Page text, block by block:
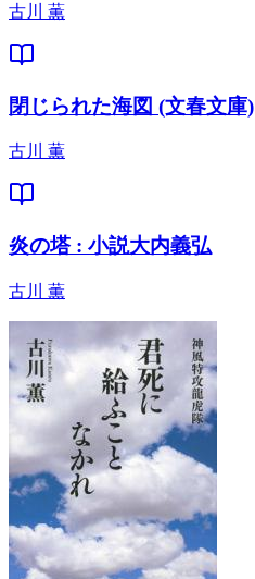
古川 薫
閉じられた海図 (文春文庫)
古川 薫
炎の塔 : 小説大内義弘
古川 薫